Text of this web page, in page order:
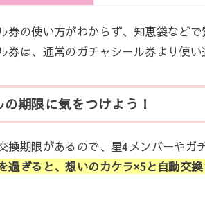
券の使い方がわからず、知恵袋など
券は、通常のガチャシール券より使い
期限に気をつけよう！
換期限があるので、星4メンバーやガ
過ぎると、想いのカケラ×5と自動交換